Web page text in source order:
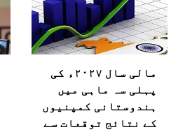
مالی سال ۲۰۲۷ء کی
پہلی سہ ماہی میں
ہندوستانی کمپنیوں
کے نتائج توقعات سے